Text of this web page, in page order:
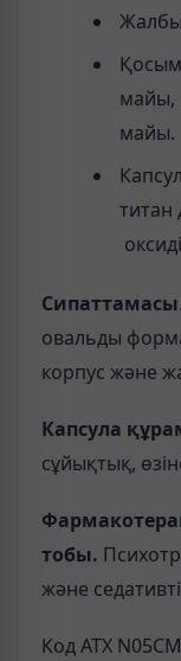
майы,
майы.
титан
Сипаттамасы
овальды
корпус және
Капсула
сұйықтық,
тобы.
және
Код АТХ N05CM